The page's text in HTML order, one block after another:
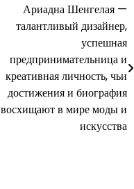
Ариадна Шенгелая —
талантливый дизайнер,
успешная
предпринимательница и
креативная личность, чьи
достижения и биография
восхищают в мире моды и
искусства